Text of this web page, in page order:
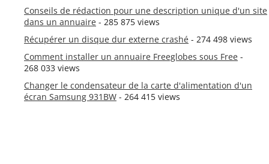
Conseils de rédaction pour une description unique d'un site
dans un annuaire - 285 875 views
Récupérer un disque dur externe crashé - 274 498 views
Comment installer un annuaire Freeglobes sous Free -
268 033 views
Changer le condensateur de la carte d'alimentation d'un
écran Samsung 931BW - 264 415 views